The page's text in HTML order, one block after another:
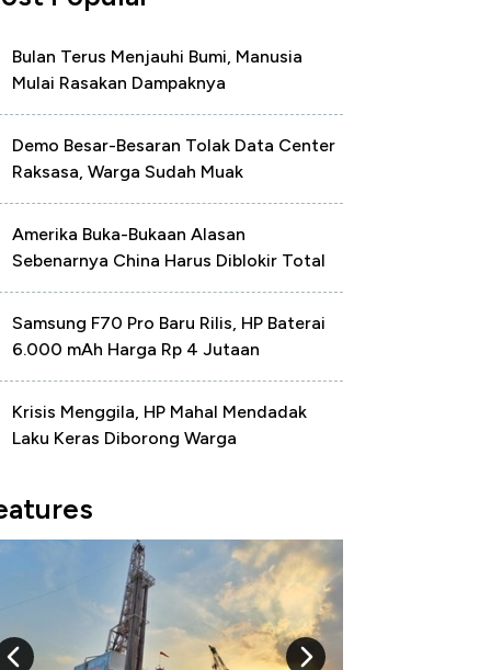
Bulan Terus Menjauhi Bumi, Manusia
Mulai Rasakan Dampaknya
Demo Besar-Besaran Tolak Data Center
Raksasa, Warga Sudah Muak
Amerika Buka-Bukaan Alasan
Sebenarnya China Harus Diblokir Total
Samsung F70 Pro Baru Rilis, HP Baterai
6.000 mAh Harga Rp 4 Jutaan
Krisis Menggila, HP Mahal Mendadak
Laku Keras Diborong Warga